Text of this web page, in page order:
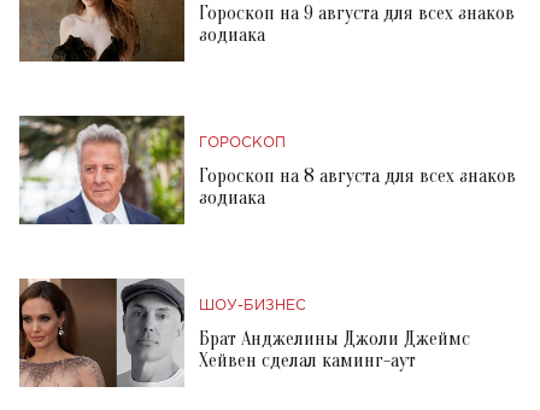
Гороскоп на 9 августа для всех знаков
зодиака
ГОРОСКОП
Гороскоп на 8 августа для всех знаков
зодиака
ШОУ-БИЗНЕС
Брат Анджелины Джоли Джеймс
Хейвен сделал каминг-аут